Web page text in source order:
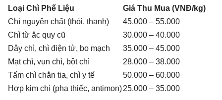
Loại Chì Phế Liệu
Giá Thu Mua (VNĐ/kg)
Chì nguyên chất (thỏi, thanh)
45.000 – 55.000
Chì từ ắc quy cũ
30.000 – 40.000
Dây chì, chì điện tử, bo mạch
35.000 – 45.000
Mạt chì, vụn chì, bột chì
28.000 – 38.000
Tấm chì chắn tia, chì y tế
50.000 – 60.000
Hợp kim chì (pha thiếc, antimon)25.000 – 35.000